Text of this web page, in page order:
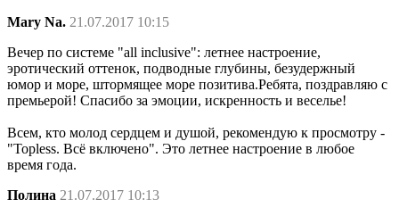
Mary Na. 21.07.2017 10:15
Вечер по системе "all inclusive": летнее настроение,
эротический оттенок, подводные глубины, безудержный
юмор и море, штормящее море позитива.Ребята, поздравляю с
премьерой! Спасибо за эмоции, искренность и веселье!
Всем, кто молод сердцем и душой, рекомендую к просмотру -
"Topless. Всё включено". Это летнее настроение в любое
время года.
Полина 21.07.2017 10:13